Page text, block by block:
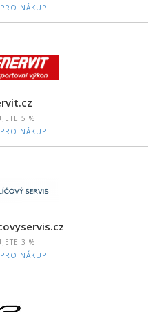
NÁKUP
5 %
NÁKUP
3 %
NÁKUP